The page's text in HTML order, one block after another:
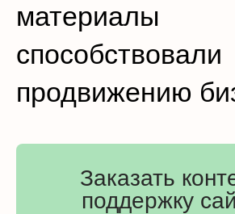
материалы
способствовали
продвижению
Заказать
поддержку